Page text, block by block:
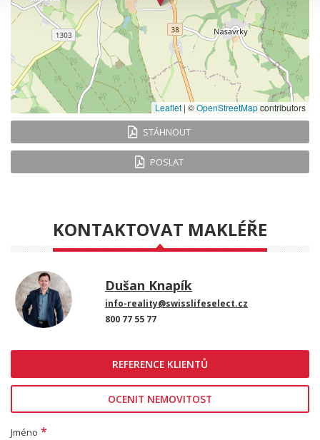
Leaflet | ©OpenStreetMapcontributors
STÁHNOUT
POSLAT
KONTAKTOVAT MAKLÉŘE
Dušan Knapík
info-reality@swisslifeselect.cz
800 77 55 77
REFERENCE KLIENTŮ
OCENIT NEMOVITOST
Jméno *